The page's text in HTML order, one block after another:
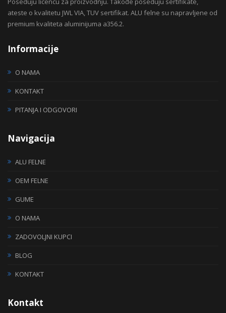
ateste o kvalitetu JWL VIA, TUV sertifikat. ALU felne su napravljene od
premium kvaliteta aluminijuma a356.2.
Informacije
O NAMA
KONTAKT
PITANJA I ODGOVORI
Navigacija
ALU FELNE
OEM FELNE
GUME
O NAMA
ZADOVOLJNI KUPCI
BLOG
KONTAKT
Kontakt